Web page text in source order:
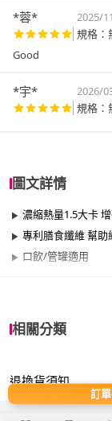
*蓉* 2025/
規格：
Good
*宇*
2026/
規格：
圖文詳情
濃縮熱量1.5大卡
專利膳食纖維 幫助
口飲/管罐適用
品牌系列 均
相關分類
退換貨須知
訂